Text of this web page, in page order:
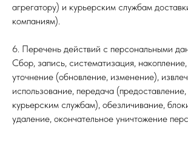
агрегатору) и курьерским службам
компаниям).
6. Перечень действий с персональными
Сбор, запись, систематизация,
уточнение (обновление, изменение),
использование, передача
курьерским службам), обезличивание,
удаление, окончательное уничтожение